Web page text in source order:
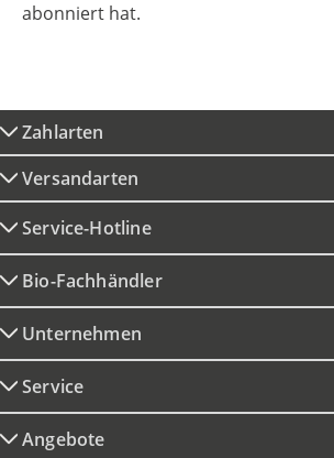
abonniert hat.
Zahlarten
Versandarten
Service-Hotline
Bio-Fachhändler
Unternehmen
Service
Angebote